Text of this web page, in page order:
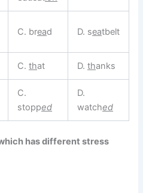
C. bread D. seatbelt
C.that D.thanks
C.
stopped
D.
watched
has different stress